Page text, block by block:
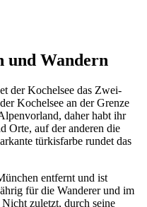
und Wandern
der Kochelsee das Zwei-
Kochelsee an der Grenze
daher habt ihr
Orte, auf der anderen die
türkisfarbe rundet das
entfernt und ist
für die Wanderer und im
zuletzt, durch seine